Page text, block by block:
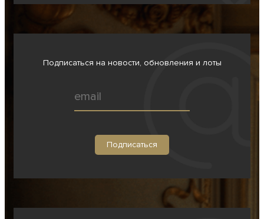
Подписаться на новости, обновления и лоты